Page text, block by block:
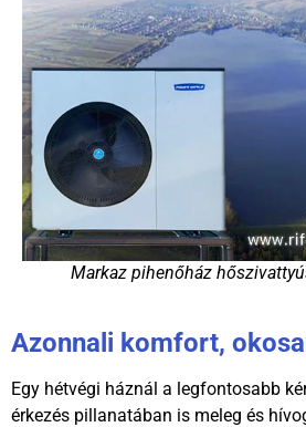
Markaz pihenőház
Azonnali komfort,
Egy hétvégi háznál a legfontosabb
érkezés pillanatában is meleg és